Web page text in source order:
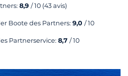
8,9 / 10 (43 avis)
Boote des Partners: 9,0 / 10
Partnerservice: 8,7 / 10